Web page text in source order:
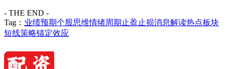
- THE END -
Tag： 业绩预期个股思维情绪周期 止盈止损消息解读热点板块
短线策略锚定效应